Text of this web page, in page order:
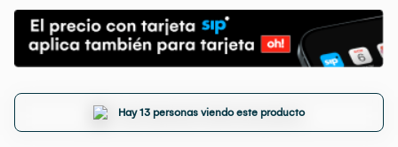
Hay 13 personas viendo este producto